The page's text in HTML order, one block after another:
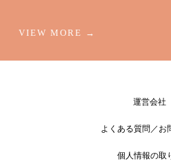
運営会社
よくある質問／お
個人情報の取